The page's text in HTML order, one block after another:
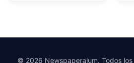
© 2026 Newspaperalum. Todos